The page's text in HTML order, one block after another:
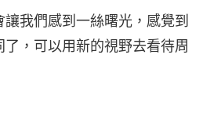
我們感到一絲曙光，感覺到
，可以用新的視野去看待周